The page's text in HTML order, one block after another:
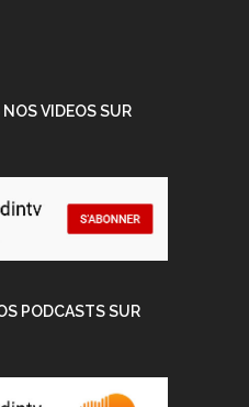
VIDEOS SUR
PODCASTS SUR